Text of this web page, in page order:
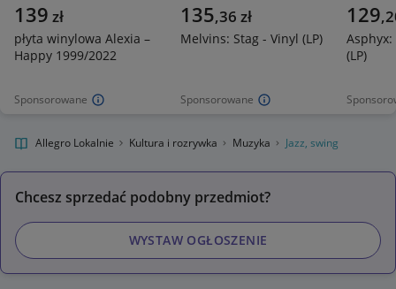
Sponsorowane
139 zł
płyta winylowa Alexia –
Happy 1999/2022
Sponsorowane
135,36 zł
Melvins: Stag - Vinyl (LP)
129,
(LP)
Allegro Lokalnie Kultura i rozrywka Muzyka Jazz, swing
Chcesz sprzedać podobny przedmiot?
WYSTAW OGŁOSZENIE